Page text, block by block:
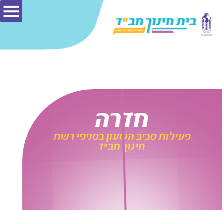
חדרה
פעילות סביב השעון בסניפי רשת
חינוך חב"ד